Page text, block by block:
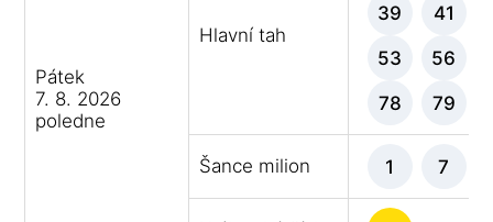
Pátek
7. 8. 2026
poledne
Hlavní tah
39 41
53 56
78 79
Šance milion 1 7